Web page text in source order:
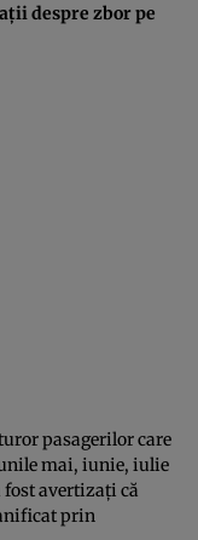
despre zbor pe
pasagerilor care
mai, iunie, iulie
avertizați că
prin